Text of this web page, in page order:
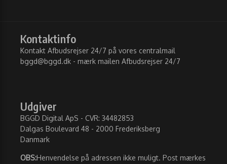
Kontaktinfo
Kontakt Afbudsrejser 24/7 på vores centralmail
bggd@bggd.dk - mærk mailen Afbudsrejser 24/7
Udgiver
BGGD Digital ApS - CVR: 34482853
Dalgas Boulevard 48 - 2000 Frederiksberg
Danmark
OBS:Henvendelse på adressen ikke muligt. Post mærkes